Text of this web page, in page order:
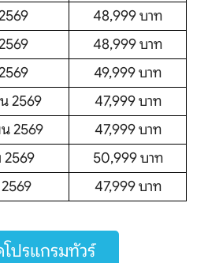
48,999 บาท
48,999 บาท
49,999 บาท
2569
47,999 บาท
2569
47,999 บาท
50,999 บาท
47,999 บาท
ปรแกรมทัวร์